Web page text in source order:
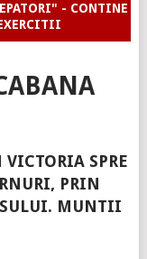
- CONTINE
SPRE
PRIN
MUNTII